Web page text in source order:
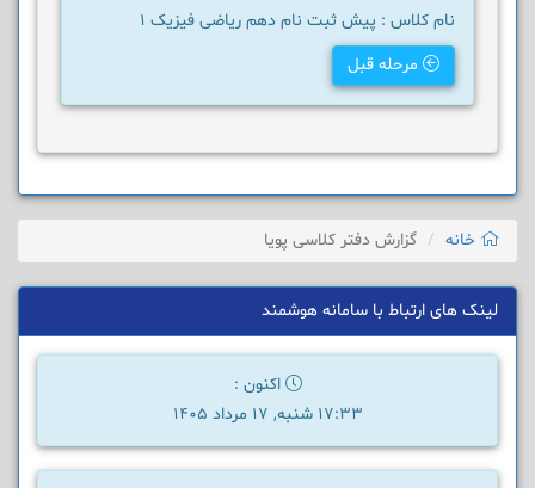
نام کلاس : پیش ثبت نام دهم ریاضی فیزیک 1
مرحله قبل
خانه گزارش دفتر کلاسی پویا
لینک های ارتباط با سامانه هوشمند
اکنون :
17:33 شنبه, 17 مرداد 1405